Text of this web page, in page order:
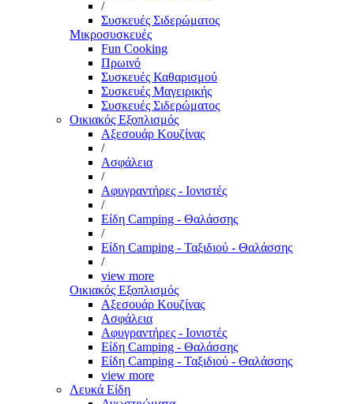
/
Συσκευές Σιδερώματος
Μικροσυσκευές
Fun Cooking
Πρωινό
Συσκευές Καθαρισμού
Συσκευές Μαγειρικής
Συσκευές Σιδερώματος
Οικιακός Εξοπλισμός
Αξεσουάρ Κουζίνας
/
Ασφάλεια
/
Αφυγραντήρες - Ιονιστές
/
Είδη Camping - Θαλάσσης
/
Είδη Camping - Ταξιδιού - Θαλάσσης
/
view more
Οικιακός Εξοπλισμός
Αξεσουάρ Κουζίνας
Ασφάλεια
Αφυγραντήρες - Ιονιστές
Είδη Camping - Θαλάσσης
Είδη Camping - Ταξιδιού - Θαλάσσης
view more
Λευκά Είδη